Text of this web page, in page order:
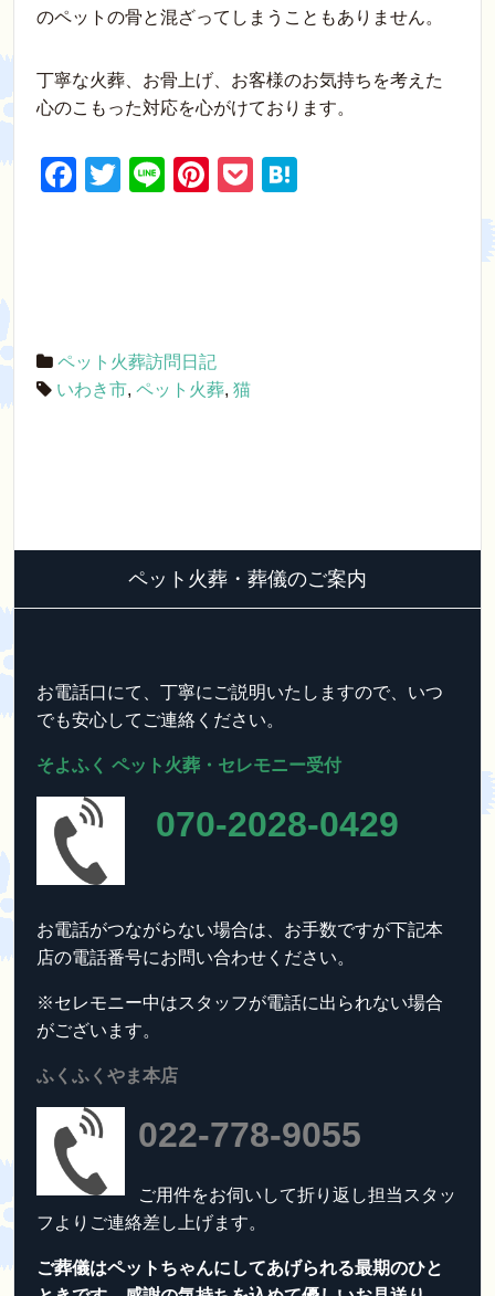
のペットの骨と混ざってしまうこともありません。
丁寧な火葬、お骨上げ、お客様のお気持ちを考えた
心のこもった対応を心がけております。
F
o
o
T
Li
Pi
P
ペット火葬訪問日記
いわき市, ペット火葬, 猫
ペット火葬・葬儀のご案内
お電話口にて、丁寧にご説明いたしますので、いつ
でも安心してご連絡ください。
そよふく ペット火葬・セレモニー受付
070-2028-0429
お電話がつながらない場合は、お手数ですが下記本
店の電話番号にお問い合わせください。
※セレモニー中はスタッフが電話に出られない場合
がございます。
ふくふくやま本店
022-778-9055
ご用件をお伺いして折り返し担当スタッ
フよりご連絡差し上げます。
ご葬儀はペットちゃんにしてあげられる最期のひと